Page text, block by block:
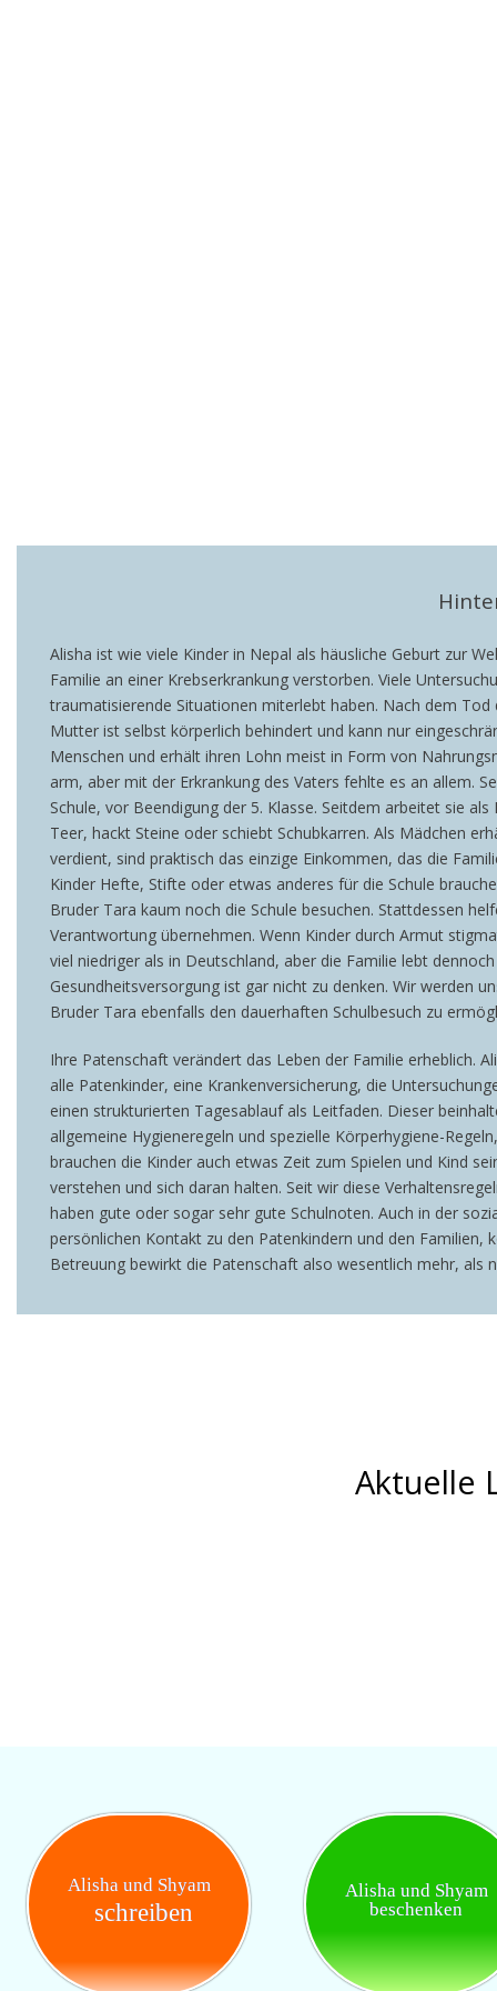
Alisha ist wie viele Kinder in Nepal als häusliche Geburt zur
Familie an einer Krebserkrankung verstorben. Viele
traumatisierende Situationen miterlebt haben. Nach dem
Mutter ist selbst körperlich behindert und kann nur
Menschen und erhält ihren Lohn meist in Form von
arm, aber mit der Erkrankung des Vaters fehlte es an allem.
Schule, vor Beendigung der 5. Klasse. Seitdem arbeitet sie
Teer, hackt Steine oder schiebt Schubkarren. Als Mädchen
verdient, sind praktisch das einzige Einkommen, das die
Kinder Hefte, Stifte oder etwas anderes für die Schule
Bruder Tara kaum noch die Schule besuchen. Stattdessen
Verantwortung übernehmen. Wenn Kinder durch Armut
viel niedriger als in Deutschland, aber die Familie lebt
Gesundheitsversorgung ist gar nicht zu denken. Wir werden
Bruder Tara ebenfalls den dauerhaften Schulbesuch zu
Ihre Patenschaft verändert das Leben der Familie erheblich.
alle Patenkinder, eine Krankenversicherung, die
einen strukturierten Tagesablauf als Leitfaden. Dieser
allgemeine Hygieneregeln und spezielle Körperhygiene-
brauchen die Kinder auch etwas Zeit zum Spielen und Kind
verstehen und sich daran halten. Seit wir diese
haben gute oder sogar sehr gute Schulnoten. Auch in der
persönlichen Kontakt zu den Patenkindern und den
Betreuung bewirkt die Patenschaft also wesentlich mehr, als
Aktuelle
Alisha und Shyam
schreiben
Alisha und Shyam
beschenken